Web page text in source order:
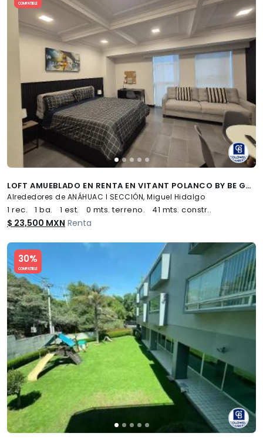
COMPATIBLE
LOFT AMUEBLADO EN RENTA EN VITANT POLANCO BY BE GRAND, ANÁHUAC I, MIGUEL HIDALGO, CDMX
Alrededores de ANÁHUAC I SECCIÓN, Miguel Hidalgo
1 rec. 1 ba. 1 est. 0 mts. terreno. 41 mts. constr..
$ 23,500 MXN Renta
30%
COMPATIBLE
Slide 1 of 5